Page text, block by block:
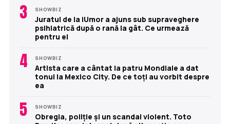
3 SHOWBIZ
Juratul de la iUmor a ajuns sub supraveghere
psihiatrică după o rană la gât. Ce urmează
pentru el
4 SHOWBIZ
Artista care a cântat la patru Mondiale a dat
tonul la Mexico City. De ce toți au vorbit despre
ea
5 SHOWBIZ
Obregia, poliție și un scandal violent. Toto